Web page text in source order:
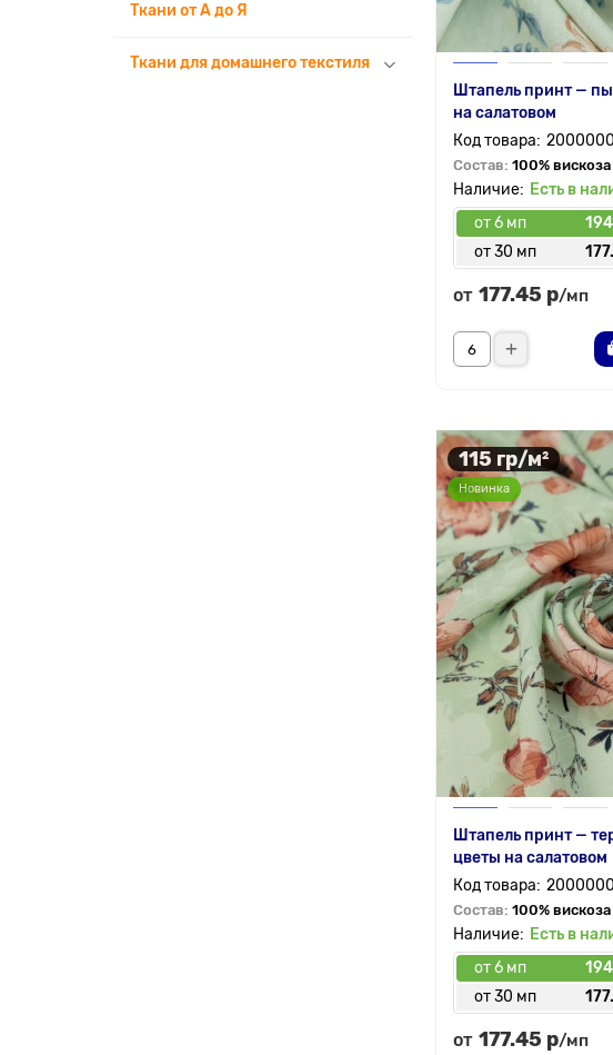
Ткани от А до Я
Ткани для домашнего текстиля
Штапель принт —
на салатовом
Состав: 100% вискоза
Есть в
от 6 мп
от 30 мп
от 177.45 р/мп
115 гр/м²
Новинка
Штапель принт —
цветы на салатовом
Состав: 100% вискоза
Есть в
от 6 мп
от 30 мп
от 177.45 р/мп